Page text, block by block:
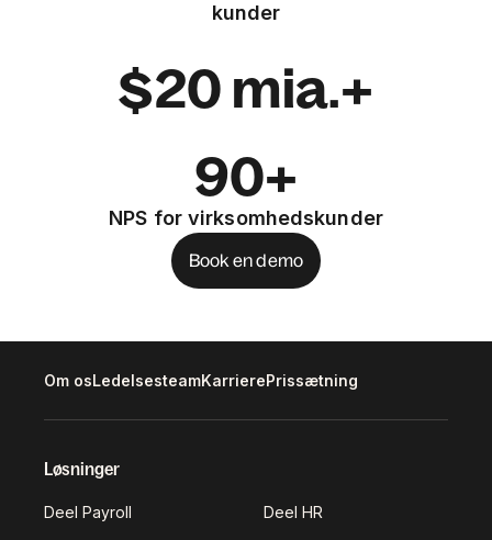
kunder
$20 mia.+
90+
NPS for virksomhedskunder
Book en demo
Om osLedelsesteamKarrierePrissætning
Løsninger
Deel Payroll Deel HR